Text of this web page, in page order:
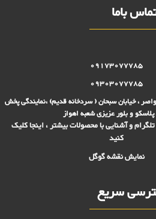
باما
09173077785
09303077785
، خیابان سبحان ( سردخانه قدیم) ،نمایندگی پخش
و بلور عزیزی شعبه اهواز
و آشنایی با محصولات بیشتر ، اینجا کلیک
کنید
نمایش نقشه گوگل
سریع